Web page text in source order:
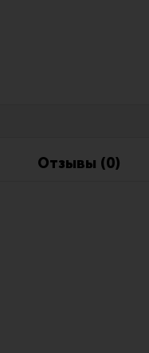
Отзывы (0)